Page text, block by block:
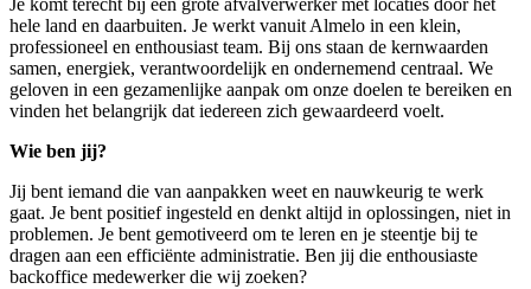
Je komt terecht bij een grote afvalverwerker met locaties door het
hele land en daarbuiten. Je werkt vanuit Almelo in een klein,
professioneel en enthousiast team. Bij ons staan de kernwaarden
samen, energiek, verantwoordelijk en ondernemend centraal. We
geloven in een gezamenlijke aanpak om onze doelen te bereiken en
vinden het belangrijk dat iedereen zich gewaardeerd voelt.
Wie ben jij?
Jij bent iemand die van aanpakken weet en nauwkeurig te werk
gaat. Je bent positief ingesteld en denkt altijd in oplossingen, niet in
problemen. Je bent gemotiveerd om te leren en je steentje bij te
dragen aan een efficiënte administratie. Ben jij die enthousiaste
backoffice medewerker die wij zoeken?